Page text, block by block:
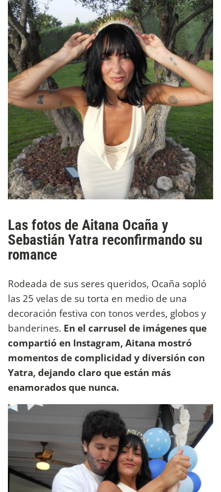
Las fotos de Aitana Ocaña y
Sebastián Yatra reconfirmando su
romance
Rodeada de sus seres queridos, Ocaña sopló
las 25 velas de su torta en medio de una
decoración festiva con tonos verdes, globos y
banderines. En el carrusel de imágenes que
compartió en Instagram, Aitana mostró
momentos de complicidad y diversión con
Yatra, dejando claro que están más
enamorados que nunca.